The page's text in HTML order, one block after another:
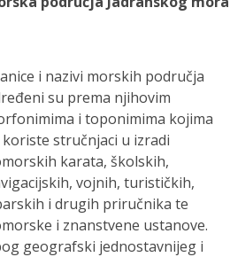
i nazivi morskih područja
su prema njihovim
i toponimima kojima
koriste stručnjaci u izradi
karata, školskih,
vojnih, turističkih,
i drugih priručnika te
i znanstvene ustanove.
geografski jednostavnijeg i